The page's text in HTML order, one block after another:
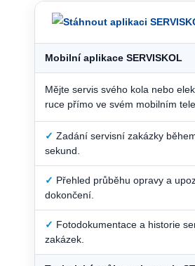
Mobilní aplikace SERVISKOL
Mějte servis svého kola nebo
ruce přímo ve svém mobilním
✓ Zadání servisní zakázky
sekund.
✓ Přehled průběhu opravy a
dokončení.
✓ Fotodokumentace a historie
zakázek.